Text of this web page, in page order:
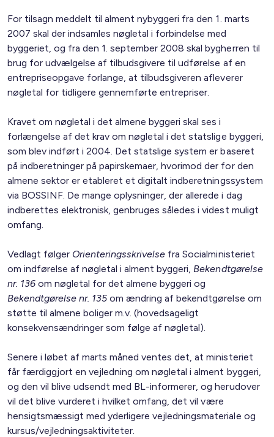
For tilsagn meddelt til alment nybyggeri fra den 1. marts
2007 skal der indsamles nøgletal i forbindelse med
byggeriet, og fra den 1. september 2008 skal bygherren til
brug for udvælgelse af tilbudsgivere til udførelse af en
entrepriseopgave forlange, at tilbudsgiveren afleverer
nøgletal for tidligere gennemførte entrepriser.
Kravet om nøgletal i det almene byggeri skal ses i
forlængelse af det krav om nøgletal i det statslige byggeri,
som blev indført i 2004. Det statslige system er baseret
på indberetninger på papirskemaer, hvorimod der for den
almene sektor er etableret et digitalt indberetningssystem
via BOSSINF. De mange oplysninger, der allerede i dag
indberettes elektronisk, genbruges således i videst muligt
omfang.
Vedlagt følger Orienteringsskrivelse fra Socialministeriet
om indførelse af nøgletal i alment byggeri, Bekendtgørelse
nr. 136 om nøgletal for det almene byggeri og
Bekendtgørelse nr. 135 om ændring af bekendtgørelse om
støtte til almene boliger m.v. (hovedsageligt
konsekvensændringer som følge af nøgletal).
Senere i løbet af marts måned ventes det, at ministeriet
får færdiggjort en vejledning om nøgletal i alment byggeri,
og den vil blive udsendt med BL-informerer, og herudover
vil det blive vurderet i hvilket omfang, det vil være
hensigtsmæssigt med yderligere vejledningsmateriale og
kursus/vejledningsaktiviteter.